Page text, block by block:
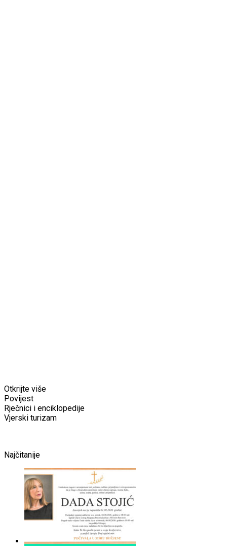
Otkrijte više
Povijest
Rječnici i enciklopedije
Vjerski turizam
Najčitanije